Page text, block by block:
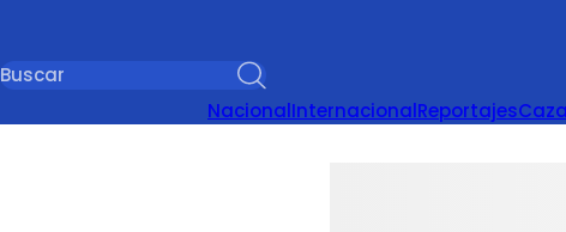
NacionalInternacionalReportajes